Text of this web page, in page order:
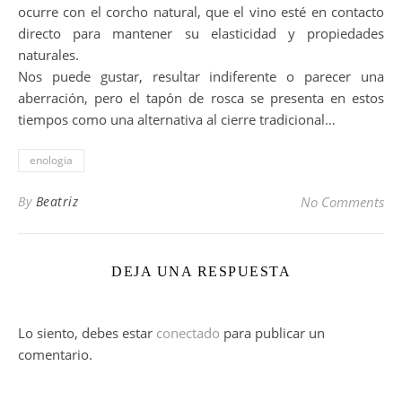
ocurre con el corcho natural, que el vino esté en contacto
directo para mantener su elasticidad y propiedades
naturales.
Nos puede gustar, resultar indiferente o parecer una
aberración, pero el tapón de rosca se presenta en estos
tiempos como una alternativa al cierre tradicional…
enologia
By Beatriz No Comments
DEJA UNA RESPUESTA
Lo siento, debes estar conectado para publicar un
comentario.